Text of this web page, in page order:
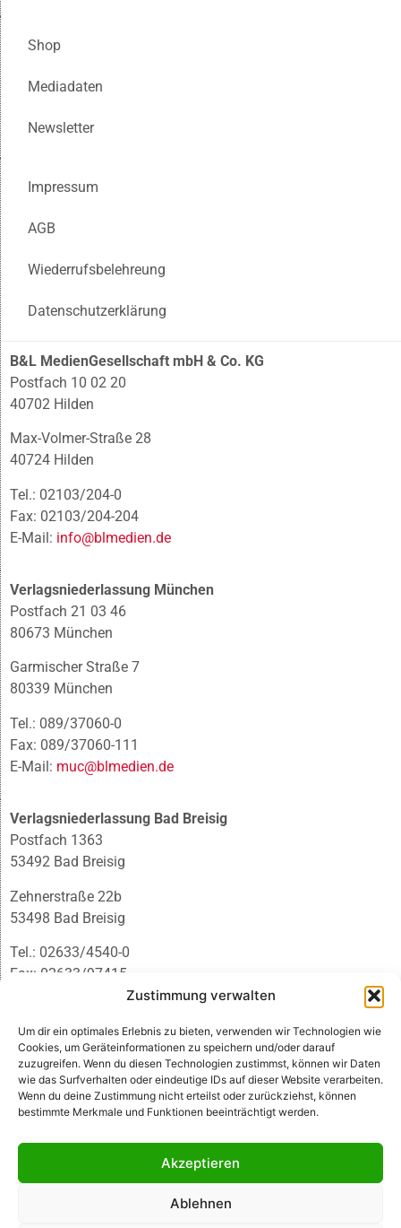
Zustimmung verwalten
Um dir ein optimales Erlebnis zu bieten, verwenden wir Technologien wie
Cookies, um Geräteinformationen zu speichern und/oder darauf
zuzugreifen. Wenn du diesen Technologien zustimmst, können wir Daten
wie das Surfverhalten oder eindeutige IDs auf dieser Website verarbeiten.
Wenn du deine Zustimmung nicht erteilst oder zurückziehst, können
bestimmte Merkmale und Funktionen beeinträchtigt werden.
Akzeptieren
Ablehnen
Shop
Mediadaten
Newsletter
Impressum
AGB
Wiederrufsbelehreung
Datenschutzerklärung
B&L MedienGesellschaft mbH & Co. KG
Postfach 10 02 20
40702 Hilden
Max-Volmer-Straße 28
40724 Hilden
Tel.: 02103/204-0
Fax: 02103/204-204
E-Mail: info@blmedien.de
Verlagsniederlassung München
Postfach 21 03 46
80673 München
Garmischer Straße 7
80339 München
Tel.: 089/37060-0
Fax: 089/37060-111
E-Mail: muc@blmedien.de
Verlagsniederlassung Bad Breisig
Postfach 1363
53492 Bad Breisig
Zehnerstraße 22b
53498 Bad Breisig
Tel.: 02633/4540-0
Fax: 02633/97415
infobb@blmedien.de